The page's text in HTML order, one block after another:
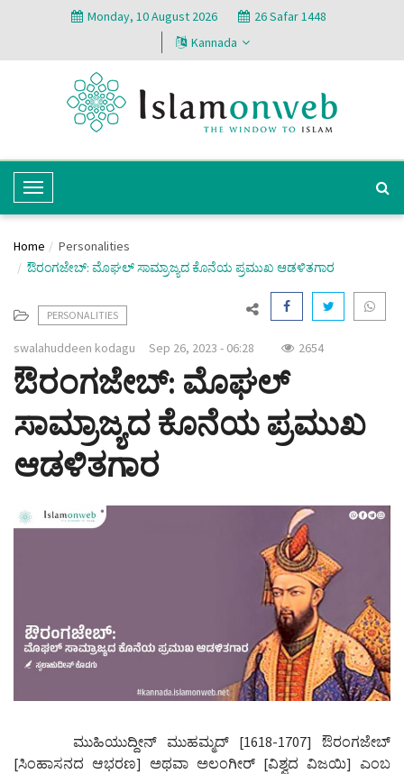
Monday, 10 August 2026
26 Safar 1448
Kannada
T
o
g
l
N
a
v
i
a
i
Home
Personalities
ಔರಂಗಜೇಬ್: ಮೊಘಲ್ ಸಾಮ್ರಾಜ್ಯದ ಕೊನೆಯ ಪ್ರಮುಖ ಆಡಳಿತಗಾರ
PERSONALITIES
swalahuddeen kodagu Sep 26, 2023 - 06:28 2654
ಔರಂಗಜೇಬ್: ಮೊಘಲ್
ಸಾಮ್ರಾಜ್ಯದ ಕೊನೆಯ ಪ್ರಮುಖ
ಆಡಳಿತಗಾರ
ಮುಹಿಯುದ್ದೀನ್ ಮುಹಮ್ಮದ್ [1618-1707] ಔರಂಗಜೇಬ್
[ಸಿಂಹಾಸನದ ಆಭರಣ] ಅಥವಾ ಅಲಂಗೀರ್ [ವಿಶ್ವದ ವಿಜಯಿ] ಎಂಬ